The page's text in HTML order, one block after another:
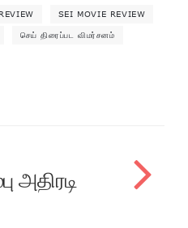
SEI MOVIE REVIEW
செய் திரைப்பட விமர்சனம்
அதிரடி